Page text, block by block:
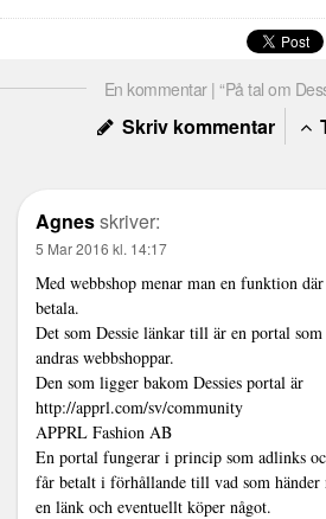
En kommentar | “På tal om
Skriv kommentar
Agnesskriver:
5 Mar 2016 kl. 14:17
Med webbshop menar man en funktion
betala.
Det som Dessie länkar till är en portal
andras webbshoppar.
Den som ligger bakom Dessies portal är
http://apprl.com/sv/community
APPRL Fashion AB
En portal fungerar i princip som adlinks
får betalt i förhållande till vad som händer
en länk och eventuellt köper något.